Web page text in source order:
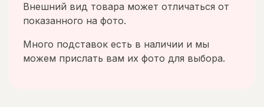
Внешний вид товара может отличаться от
показанного на фото.
Много подставок есть в наличии и мы
можем прислать вам их фото для выбора.